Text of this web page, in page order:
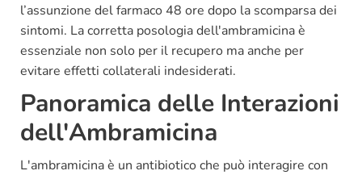
l’assunzione del farmaco 48 ore dopo la scomparsa dei
sintomi. La corretta posologia dell'ambramicina è
essenziale non solo per il recupero ma anche per
evitare effetti collaterali indesiderati.
Panoramica delle Interazioni
dell'Ambramicina
L'ambramicina è un antibiotico che può interagire con